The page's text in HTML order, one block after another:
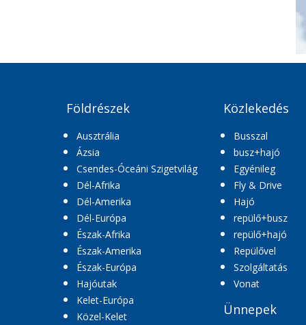
Földrészek
Ausztrália
Ázsia
Csendes-Óceáni Szigetvilág
Dél-Afrika
Dél-Amerika
Dél-Európa
Észak-Afrika
Észak-Amerika
Észak-Európa
Hajóutak
Kelet-Európa
Közel-Kelet
Közlekedés
Busszal
busz+hajó
Egyénileg
Fly & Drive
Hajó
repülő+busz
repülő+hajó
Repülővel
Szolgáltatás
Vonat
Ünnepek